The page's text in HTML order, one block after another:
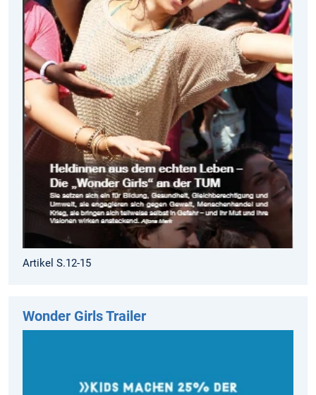
Artikel S.12-15
Wonder Girls Trailer